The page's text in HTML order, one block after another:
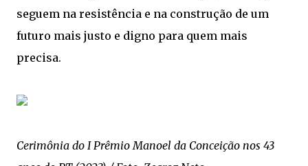
seguem na resistência e na construção de um
futuro mais justo e digno para quem mais
precisa.
Cerimônia do I Prêmio Manoel da Conceição nos 43